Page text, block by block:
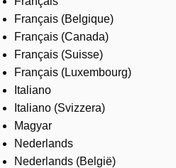
Français (Belgique)
Français (Canada)
Français (Suisse)
Français (Luxembourg)
Italiano
Italiano (Svizzera)
Magyar
Nederlands
Nederlands (België)